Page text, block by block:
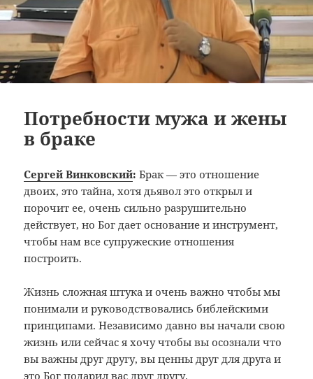
Потребности мужа и жены
в браке
Сергей Винковский: Брак — это отношение
двоих, это тайна, хотя дьявол это открыл и
порочит ее, очень сильно разрушительно
действует, но Бог дает основание и инструмент,
чтобы нам все супружеские отношения
построить.
Жизнь сложная штука и очень важно чтобы мы
понимали и руководствовались библейскими
принципами. Независимо давно вы начали свою
жизнь или сейчас я хочу чтобы вы осознали что
вы важны друг другу, вы ценны друг для друга и
это Бог подарил вас друг другу.